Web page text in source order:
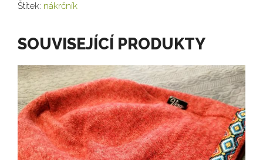
Štítek: nákrčník
SOUVISEJÍCÍ PRODUKTY